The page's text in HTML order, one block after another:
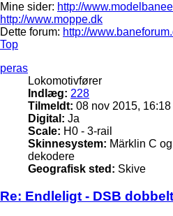
Mine sider: http://
http://www.moppe.dk
Dette forum: http://
Top
peras
Lokomotivfører
Indlæg: 228
Tilmeldt: 08 nov 2015, 16:18
Digital: Ja
Scale: H0 - 3-rail
Skinnesystem: Märklin C
dekodere
Geografisk sted: Skive
Re: Endleligt - DSB